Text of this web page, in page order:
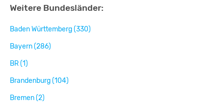
Weitere Bundesländer:
Baden Württemberg (330)
Bayern (286)
BR (1)
Brandenburg (104)
Bremen (2)